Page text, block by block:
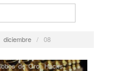
diciembre / 08
de Oro,Hacks,